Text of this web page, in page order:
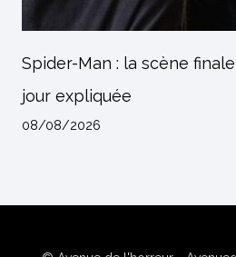
Spider-Man : la scène
jour expliquée
08/08/2026